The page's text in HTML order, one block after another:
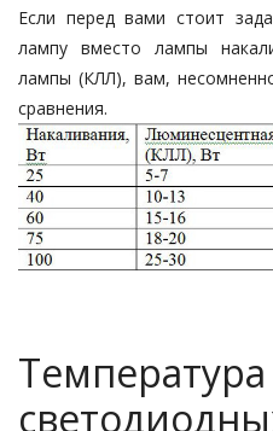
Если перед вами стоит
лампу вместо лампы
лампы (КЛЛ), вам,
сравнения.
Температура